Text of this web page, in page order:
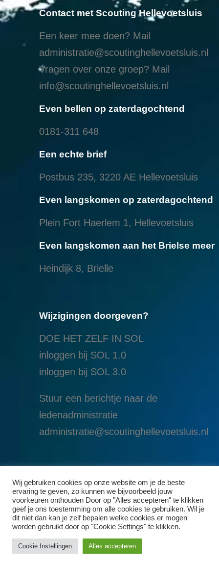
Contact met Scouting Hellevoetsluis
Een keer mee doen? Mail
administratie@scoutinghellevoetsluis.nl
Vragen over onze groep? Mail
info@scoutinghellevoetsluis.nl
Even bellen op zaterdagochtend
0181-311 648
Een echte brief
Postbus 235, 3220 AE Hellevoetsluis
Even langskomen op zaterdagochtend
Plein Fort Haerlem 1, Hellevoetsluis
Even langskomen aan het Brielse meer
Heindijk 8, Brielle
Wijzigingen doorgeven?
DOE HET ZELF IN SOL
inloggen bij SOL 1.0
inloggen bij SOL 3.0
Stuur een berichtje naar de
ledenadministratie
administratie@scoutinghellevoetsluis.nl
Wij gebruiken cookies op onze website om je de beste
ervaring te geven, zo kunnen we bijvoorbeeld jouw
voorkeuren onthouden Door op "Alles accepteren" te klikken
geef je ons toestemming om alle cookies te gebruiken. Wil je
dit niet dan kan je zelf bepalen welke cookies er mogen
worden gebruikt door op "Cookie Settings" te klikken.
Cookie Instellingen Alles accepteren